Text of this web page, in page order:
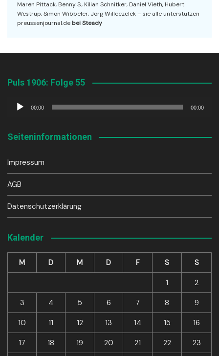
Maren Pittack, Benny S., Kilian Schnitker, Daniel Vieth, Hubert
Westrup, Simon Wibbeler, Jörg Willeczelek – sie alle unterstützen
preussenjournal.de bei Steady
Puls 1906: Folge 55
Audio-
00:00 00:00
Seiteninformationen
Impressum
AGB
Datenschutzerklärung
Kalender
M D M D F S S
1 2
3 4 5 6 7 8 9
10 11 12 13 14 15 16
17 18 19 20 21 22 23